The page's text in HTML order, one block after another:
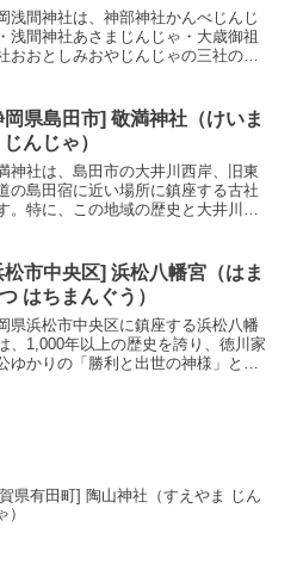
浅間神社は、神部神社かんべじんじ
浅間神社あさまじんじゃ・大歳御祖
おおとしみおやじんじゃの三社の総
豪華なため「東海の日光」とも呼ば
す。徳川家康が元服式...
岡県島田市] 敬満神社（けいま
じんじゃ）
神社は、島田市の大井川西岸、旧東
の島田宿に近い場所に鎮座する古社
。特に、この地域の歴史と大井川の
れたと伝わり、古くは奈良時代に編
れた『続日本紀』に...
松市中央区] 浜松八幡宮（はま
はちまんぐう）
県浜松市中央区に鎮座する浜松八幡
、1,000年以上の歴史を誇り、徳川家
ゆかりの「勝利と出世の神様」とし
県有田町] 陶山神社（すえやま じん
）